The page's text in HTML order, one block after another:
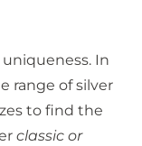
In
range of silver
to find the
classic or